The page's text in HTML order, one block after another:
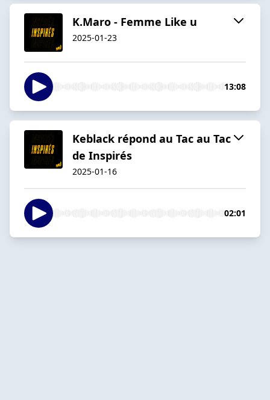
K.Maro - Femme Like u
2025-01-23
13:08
Keblack répond au Tac au Tac
de Inspirés
2025-01-16
02:01